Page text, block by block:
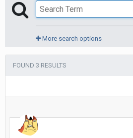
More search options
FOUND 3 RESULTS